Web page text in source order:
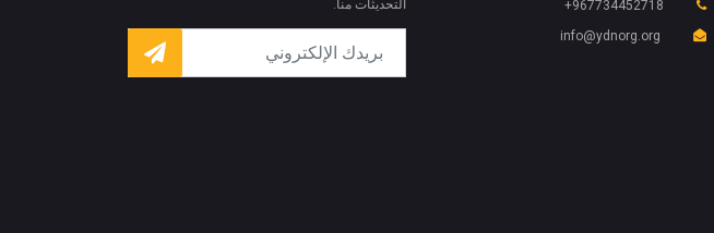
967734452718+
info@ydnorg.org
التحديثات منا.